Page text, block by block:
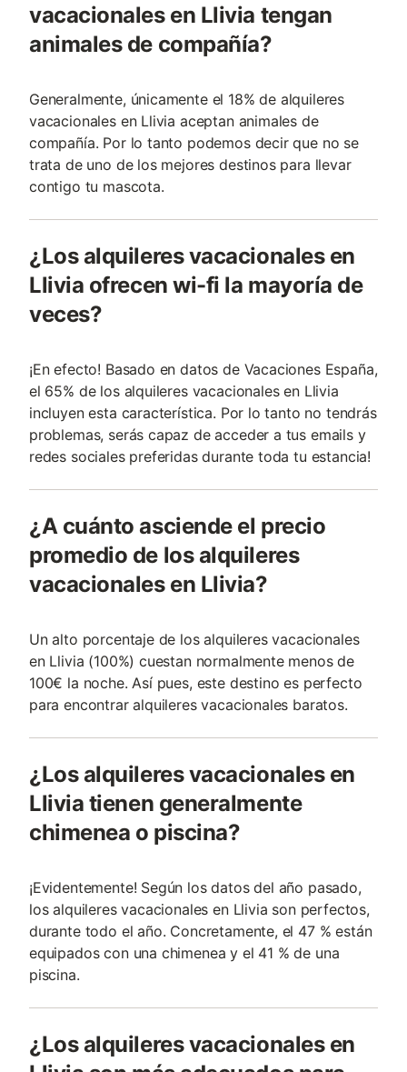
vacacionales en Llivia tengan
animales de compañía?
Generalmente, únicamente el 18% de alquileres
vacacionales en Llivia aceptan animales de
compañía. Por lo tanto podemos decir que no se
trata de uno de los mejores destinos para llevar
contigo tu mascota.
¿Los alquileres vacacionales en
Llivia ofrecen wi-fi la mayoría de
veces?
¡En efecto! Basado en datos de Vacaciones España,
el 65% de los alquileres vacacionales en Llivia
incluyen esta característica. Por lo tanto no tendrás
problemas, serás capaz de acceder a tus emails y
redes sociales preferidas durante toda tu estancia!
¿A cuánto asciende el precio
promedio de los alquileres
vacacionales en Llivia?
Un alto porcentaje de los alquileres vacacionales
en Llivia (100%) cuestan normalmente menos de
100€ la noche. Así pues, este destino es perfecto
para encontrar alquileres vacacionales baratos.
¿Los alquileres vacacionales en
Llivia tienen generalmente
chimenea o piscina?
¡Evidentemente! Según los datos del año pasado,
los alquileres vacacionales en Llivia son perfectos,
durante todo el año. Concretamente, el 47 % están
equipados con una chimenea y el 41 % de una
piscina.
¿Los alquileres vacacionales en